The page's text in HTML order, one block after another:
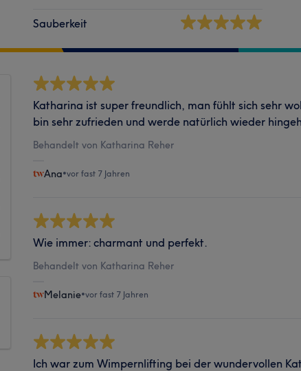
Sauberkeit
Katharina ist super freundlich, man fühlt sich sehr
bin sehr zufrieden und werde natürlich wieder
Behandelt von Katharina Reher
Ana•vor fast 7 Jahren
Wie immer: charmant und perfekt.
Behandelt von Katharina Reher
Melanie•vor fast 7 Jahren
Ich war zum Wimpernlifting bei der wundervollen